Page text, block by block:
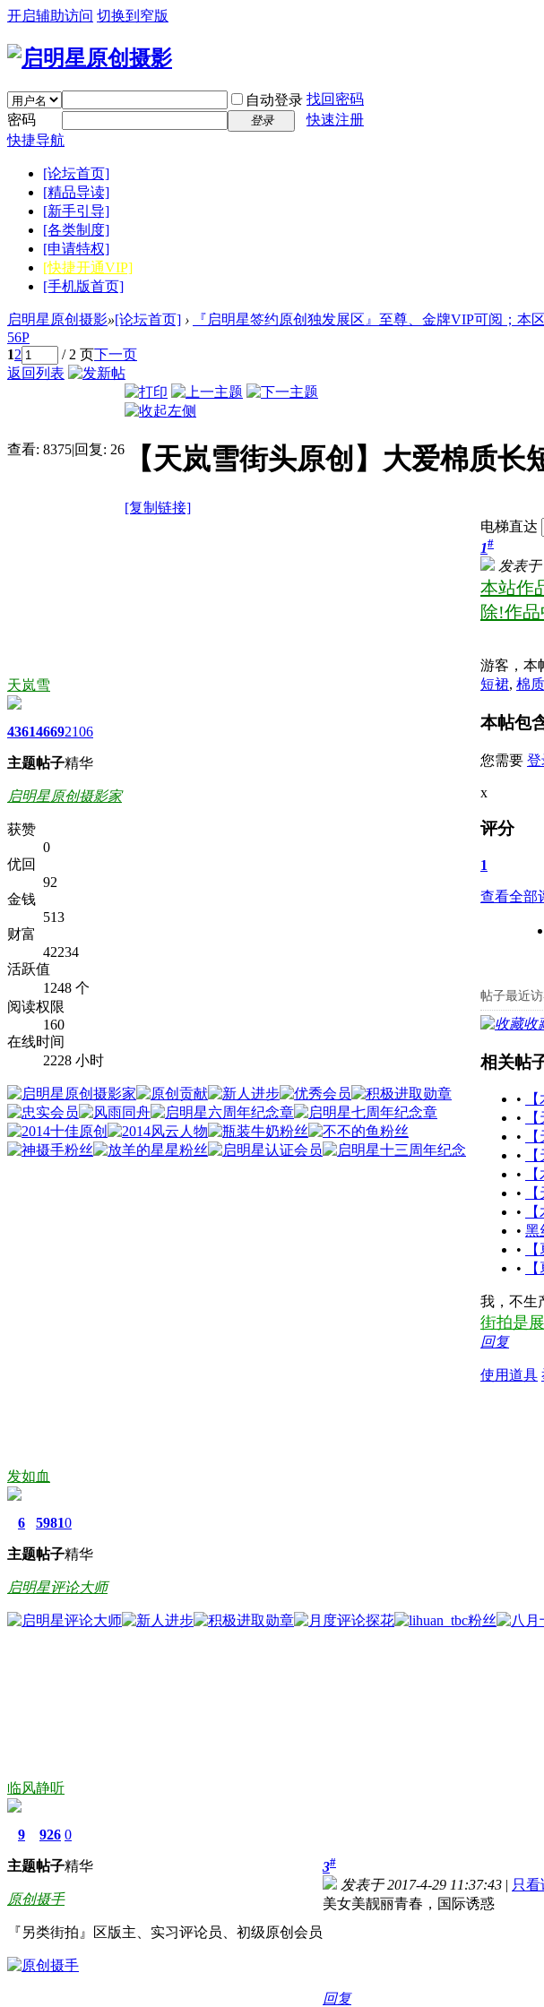
开启辅助访问 切换到窄版
自动登录 找回密码
密码
登录
快速注册
快捷导航
[论坛首页]
[精品导读]
[新手引导]
[各类制度]
[申请特权]
[快捷开通VIP]
[手机版首页]
启明星原创摄影»[论坛首页] › 『启明星签约原创独发展区』至尊、金牌VIP可阅；本
56P
12 / 2 页下一页
返回列表
查看: 8375|回复: 26 【天岚雪街头原创】大爱棉质
[复制链接]
天岚雪
4361
主题
4669
帖子
2106
精华
启明星原创摄影家
获赞
0
优回
92
金钱
513
财富
42234
活跃值
1248 个
阅读权限
160
在线时间
2228 小时
电梯直达
1#
发表于
本站作
除!作
游客，本
短裙, 棉质
本帖包
您需要 登
x
评分
1
查看全部
帖子最近
收
相关帖
•
•
•
•
•
•
•
• 黑
•
•
我，不生
街拍是
回复
使用道具
发如血
6
主题
5981
帖子
0
精华
启明星评论大师
临风静听
9
主题
926
帖子
0
精华
原创摄手
『另类街拍』区版主、实习评论员、初级原创会员
3#
发表于 2017-4-29 11:37:43 | 只
美女美靓丽青春，国际诱惑
回复